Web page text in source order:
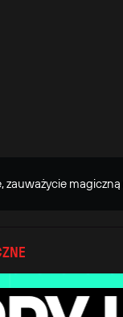
zauważycie